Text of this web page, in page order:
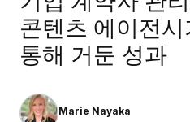
글로벌 고용
글로벌 급여
기록상 고용주(EOR)
솔루션
글로벌 서비스 제공
국가별 글로벌 채용 지원 알아
리소스
도구 및 계산기
요금
콘텐츠 에이전
통해 거둔 성과
Marie Nayaka